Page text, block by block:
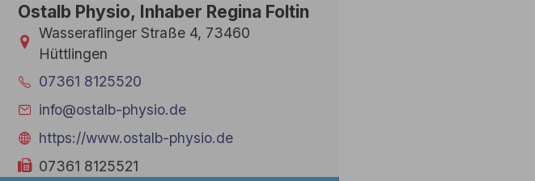
Ostalb Physio, Inhaber Regina Foltin
Wasseraflinger Straße 4, 73460
Hüttlingen
07361 8125520
info@ostalb-physio.de
https://www.ostalb-physio.de
07361 8125521